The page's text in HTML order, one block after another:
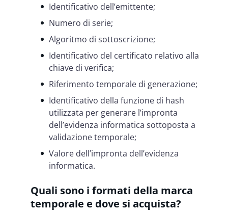
Identificativo dell’emittente;
Numero di serie;
Algoritmo di sottoscrizione;
Identificativo del certificato relativo alla
chiave di verifica;
Riferimento temporale di generazione;
Identificativo della funzione di hash
utilizzata per generare l’impronta
dell’evidenza informatica sottoposta a
validazione temporale;
Valore dell’impronta dell’evidenza
informatica.
Quali sono i formati della marca
temporale e dove si acquista?